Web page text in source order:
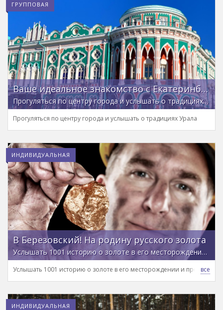
ГРУППОВАЯ
Ваше идеальное знакомство с Екатеринбургом!
Прогуляться по центру города и услышать о традициях Урала
Прогуляться по центру города и услышать о традициях Урала
ИНДИВИДУАЛЬНАЯ
В Березовский! На родину русского золота
Услышать 1001 историю о золоте в его месторождении и прокатиться на вагонетке, как Индиана Джонс
Услышать 1001 историю о золоте в его месторождении и
ИНДИВИДУАЛЬНАЯ